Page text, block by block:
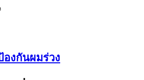
องกันผมร่วง